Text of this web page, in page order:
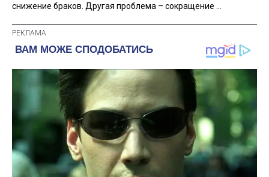
снижение браков. Другая проблема – сокращение ...